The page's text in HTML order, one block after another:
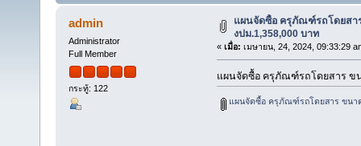
admin
Administrator
Full Member
กระทู้: 122
แผนจัดซื้อ ครุภัณฑ์รถโดยสา
งปม.1,358,000 บาท
« เมื่อ: เมษายน, 24, 2024, 09:33:29
แผนจัดซื้อ ครุภัณฑ์รถโดยสาร ขน
แผนจัดซื้อ ครุภัณฑ์รถโดยสาร ขนา